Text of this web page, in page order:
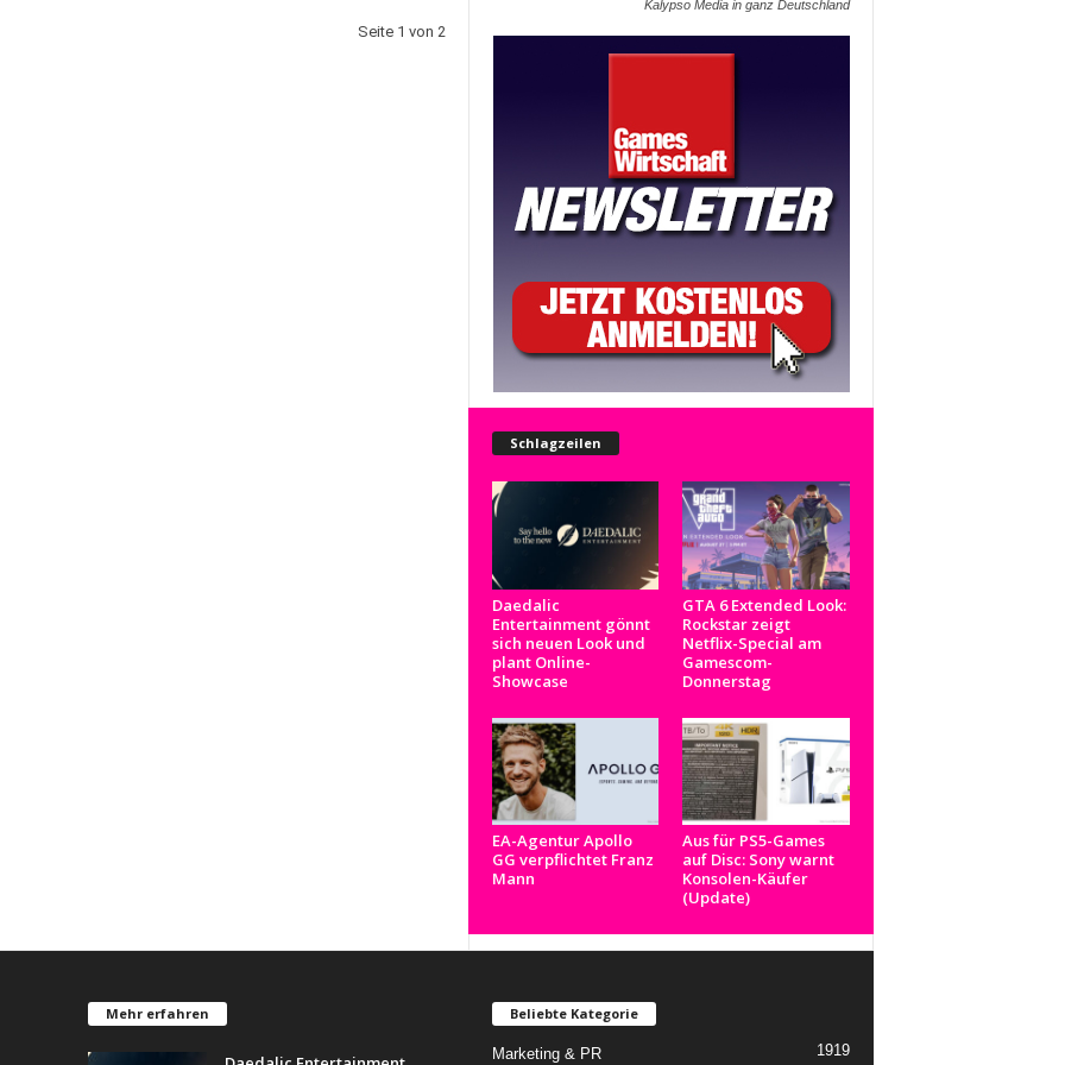
Seite 1 von 2
Kalypso Media in ganz Deutschland
Schlagzeilen
Daedalic
Entertainment gönnt
sich neuen Look und
plant Online-
Showcase
GTA 6 Extended Look:
Rockstar zeigt
Netflix-Special am
Gamescom-
Donnerstag
EA-Agentur Apollo
GG verpflichtet Franz
Mann
Aus für PS5-Games
auf Disc: Sony warnt
Konsolen-Käufer
(Update)
Mehr erfahren Beliebte Kategorie
Marketing & PR 1919